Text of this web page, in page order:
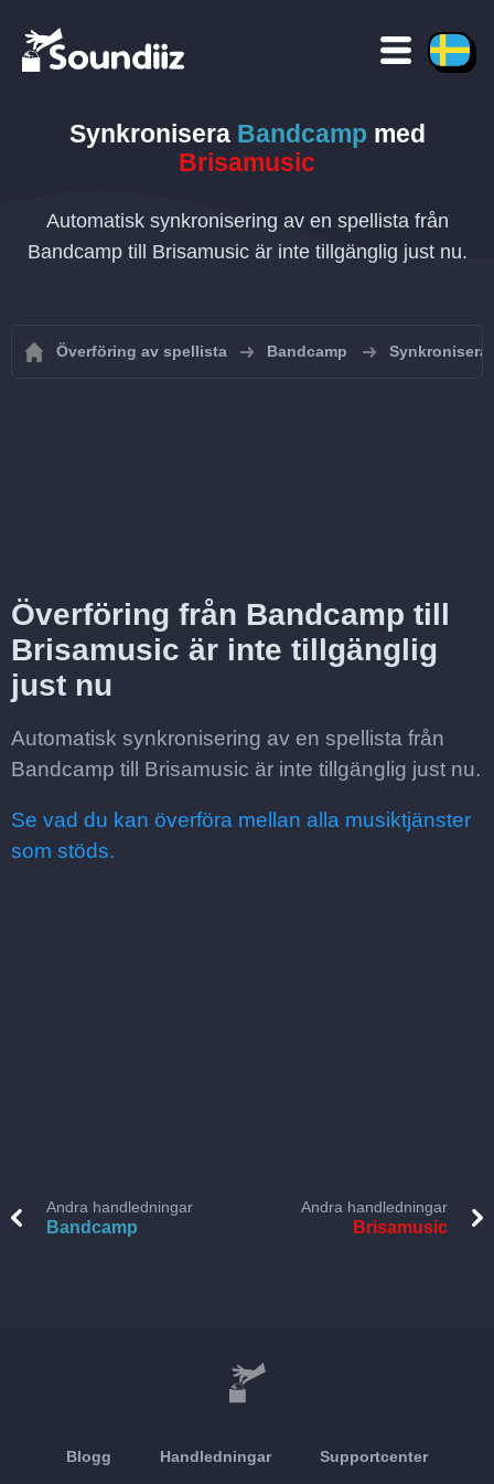
Synkronisera Bandcamp med
Brisamusic
Automatisk synkronisering av en spellista från
Bandcamp till Brisamusic är inte tillgänglig just nu.
Överföring av spellista Bandcamp
Överföring från Bandcamp till
Brisamusic är inte tillgänglig
just nu
Automatisk synkronisering av en spellista från
Bandcamp till Brisamusic är inte tillgänglig just nu.
Se vad du kan överföra mellan alla musiktjänster
som stöds.
Andra handledningar
Bandcamp
Andra handledningar
Brisamusic
Blogg Handledningar Supportcenter